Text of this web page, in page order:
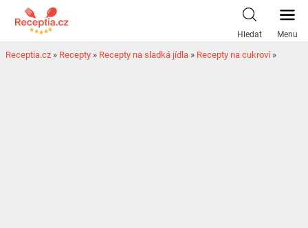
Hledat Menu
Receptia.cz » Recepty » Recepty na sladká jídla » Recepty na cukroví»